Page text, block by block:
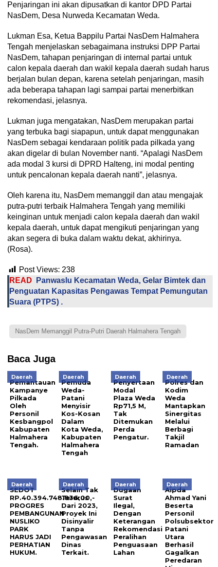
Penjaringan ini akan dipusatkan di kantor DPD Partai
NasDem, Desa Nurweda Kecamatan Weda.
Lukman Esa, Ketua Bappilu Partai NasDem Halmahera
Tengah menjelaskan sebagaimana instruksi DPP Partai
NasDem, tahapan penjaringan di internal partai untuk
calon kepala daerah dan wakil kepala daerah sudah harus
berjalan bulan depan, karena setelah penjaringan, masih
ada beberapa tahapan lagi sampai partai menerbitkan
rekomendasi, jelasnya.
Lukman juga mengatakan, NasDem merupakan partai
yang terbuka bagi siapapun, untuk dapat menggunakan
NasDem sebagai kendaraan politik pada pilkada yang
akan digelar di bulan November nanti. “Apalagi NasDem
ada modal 3 kursi di DPRD Halteng, ini modal penting
untuk pencalonan kepala daerah nanti”, jelasnya.
Oleh karena itu, NasDem memanggil dan atau mengajak
putra-putri terbaik Halmahera Tengah yang memiliki
keinginan untuk menjadi calon kepala daerah dan wakil
kepala daerah, untuk dapat mengikuti penjaringan yang
akan segera di buka dalam waktu dekat, akhirinya.
(Rosa).
Post Views: 238
READ
Panwaslu Kecamatan Weda, Gelar Bimtek dan
Penguatan Kapasitas Pengawas Tempat Pemungutan
Suara (PTPS) .
NasDem Memanggil Putra-Putri Daerah Halmahera Tengah
Baca Juga
Daerah
Pemantauan
Kampanye
Pilkada
Oleh
Personil
Kesbangpol
Kabupaten
Halmahera
Tengah.
Daerah
Pemuda
Weda-
Patani
Menyisir
Kos-Kosan
Dalam
Kota Weda,
Kabupaten
Halmahera
Tengah
Daerah
Penyertaan
Modal
Plaza Weda
Rp71,5 M,
Tak
Ditemukan
Perda
Pengatur.
Daerah
Polres dan
Kodim
Weda
Mantapkan
Sinergitas
Melalui
Berbagi
Takjil
Ramadan
Daerah
SEDOT
RP.40.394.748.836,00,-
PROGRES
PEMBANGUNAN
NUSLIKO
PARK
HARUS JADI
PERHATIAN
HUKUM.
Daerah
Selain Tak
Terurus
Dari 2023,
Proyek Ini
Disinyalir
Tanpa
Pengawasan
Dinas
Terkait.
Daerah
Dugaan
Surat
Ilegal,
Dengan
Keterangan
Rekomendasi
Peralihan
Penguasaan
Lahan
Daerah
Aipda
Ahmad Yani
Beserta
Personil
Polsubsektor
Patani
Utara
Berhasil
Gagalkan
Peredaran